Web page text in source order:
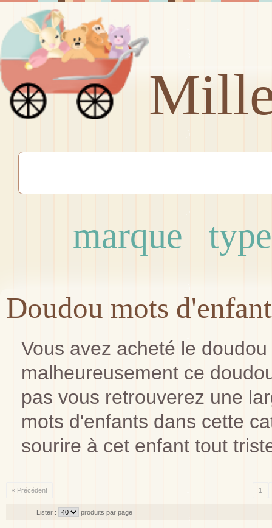
marque type
Doudou mots
Vous avez acheté le
malheureusement ce
pas vous retrouverez une
mots d'enfants dans cette
sourire à cet enfant tout
« Précédent 1
Lister : produits par page